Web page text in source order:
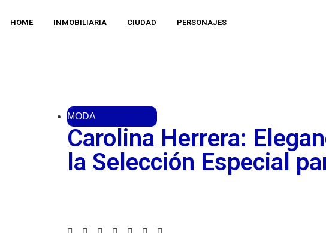
HOME INMOBILIARIA CIUDAD PERSONAJES
MODA
Carolina Herrera:
la Selección Especial